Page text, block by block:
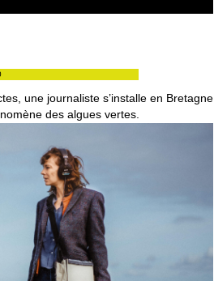
une journaliste s’installe en Bretagne
des algues vertes.